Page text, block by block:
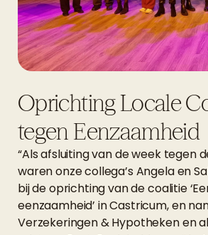
Oprichting Locale
tegen Eenzaamheid
“Als afsluiting van de week tegen
waren onze collega’s Angela en
bij de oprichting van de coalitie
eenzaamheid’ in Castricum, en
Verzekeringen & Hypotheken en